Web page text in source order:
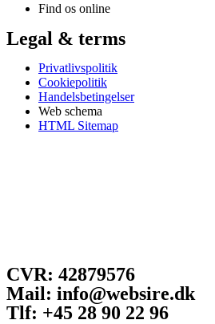
Find os online
Legal & terms
Privatlivspolitik
Cookiepolitik
Handelsbetingelser
Web schema
HTML Sitemap
CVR: 42879576
Mail: info@websire.dk
Tlf: +45 28 90 22 96